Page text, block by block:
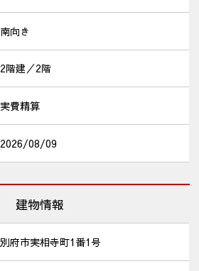
南向き
2階建／2階
実費精算
2026/08/09
建物情報
別府市実相寺町1番1号